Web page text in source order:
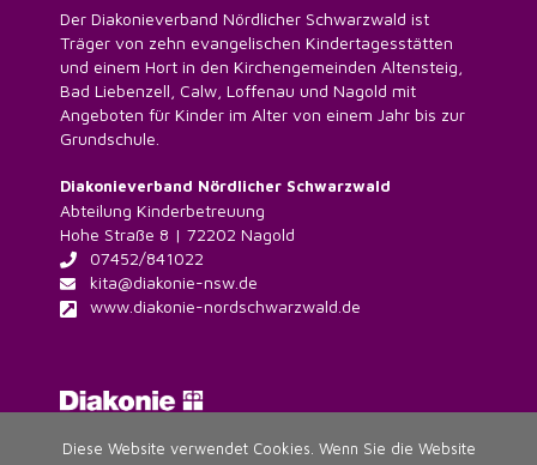
Der Diakonieverband Nördlicher Schwarzwald ist
Träger von zehn evangelischen Kindertagesstätten
und einem Hort in den Kirchengemeinden Altensteig,
Bad Liebenzell, Calw, Loffenau und Nagold mit
Angeboten für Kinder im Alter von einem Jahr bis zur
Grundschule.
Diakonieverband Nördlicher Schwarzwald
Abteilung Kinderbetreuung
Hohe Straße 8 | 72202 Nagold
07452/841022
kita@diakonie-nsw.de
www.diakonie-nordschwarzwald.de
Diese Website verwendet Cookies. Wenn Sie die Website